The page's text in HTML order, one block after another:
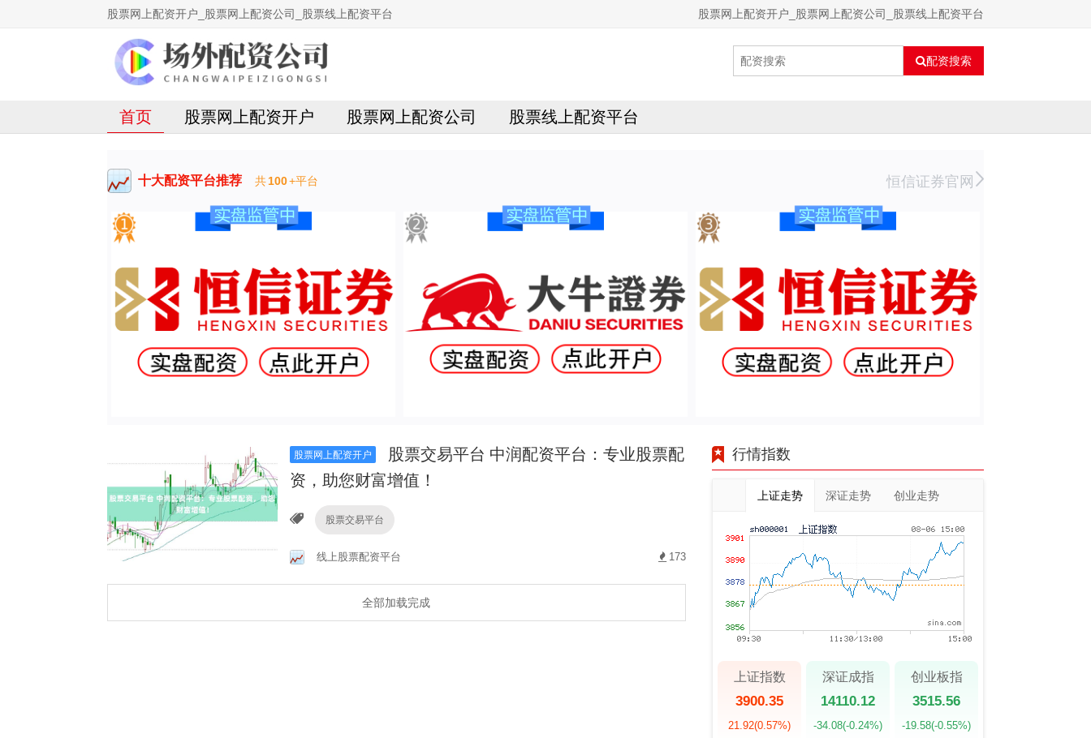
股票网上配资开户_股票网上配资公司_股票线上配资平台 股票网上配资开户_股票网上配资公司_股票线上配资平台
配资搜索
首页 股票网上配资开户 股票网上配资公司 股票线上配资平台
十大配资平台推荐 共100+平台 恒信证券官网
股票网上配资开户
股票交易平台 中润配资平台：专业股票配
资，助您财富增值！
股票交易平台
线上股票配资平台 173
全部加载完成
行情指数
上证走势 深证走势 创业走势
上证指数
3900.35
21.92(0.57%)
深证成指
14110.12
-34.08(-0.24%)
创业板指
3515.56
-19.58(-0.55%)